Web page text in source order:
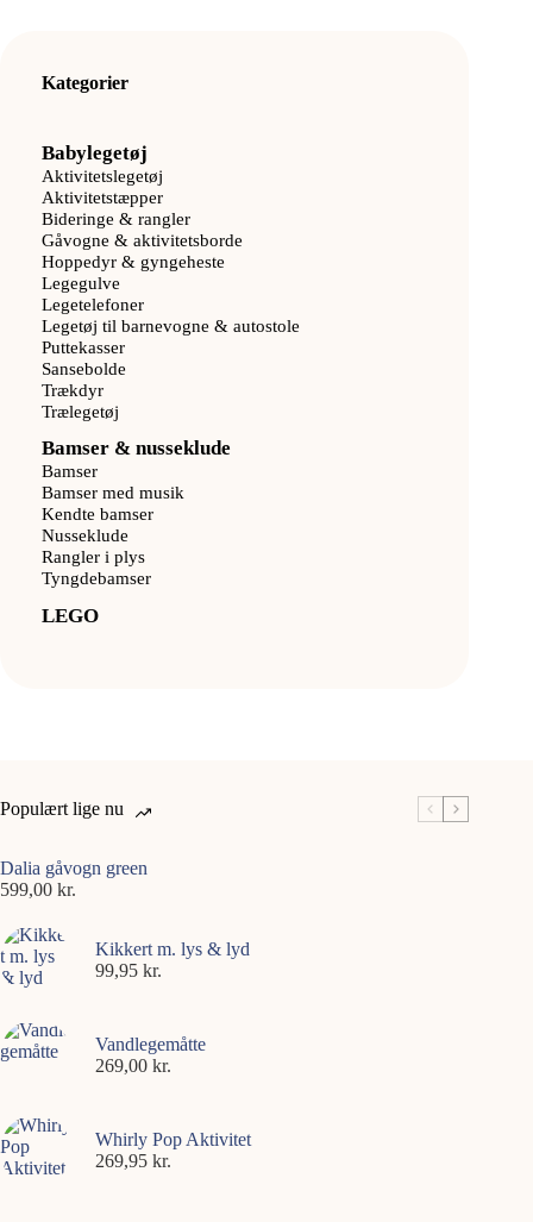
Kategorier
Babylegetøj
Aktivitetslegetøj
Aktivitetstæpper
Bideringe & rangler
Gåvogne & aktivitetsborde
Hoppedyr & gyngeheste
Legegulve
Legetelefoner
Legetøj til barnevogne & autostole
Puttekasser
Sansebolde
Trækdyr
Trælegetøj
Bamser & nusseklude
Bamser
Bamser med musik
Kendte bamser
Nusseklude
Rangler i plys
Tyngdebamser
LEGO
Populært lige nu
Dalia gåvogn green
599,00 kr.
Kikkert m. lys & lyd
99,95 kr.
Vandlegemåtte
269,00 kr.
Whirly Pop Aktivitet
269,95 kr.